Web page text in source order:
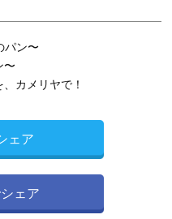
パン〜
〜
カメリヤで！
ェア
ェア